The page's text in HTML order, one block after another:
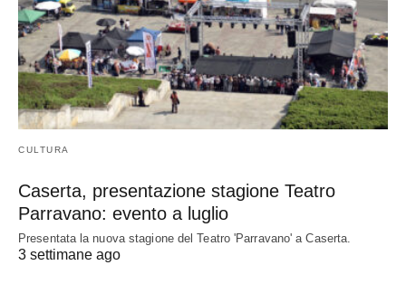
CULTURA
Caserta, presentazione stagione Teatro
Parravano: evento a luglio
Presentata la nuova stagione del Teatro 'Parravano' a Caserta.
3 settimane ago